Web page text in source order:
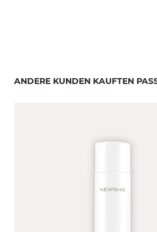
ANDERE KUNDEN KAUFTEN